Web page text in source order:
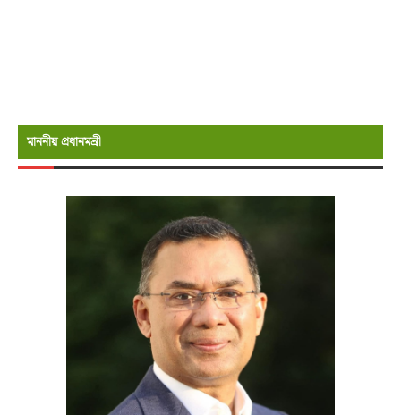
মাননীয় প্রধানমন্রী